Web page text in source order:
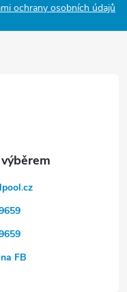
ochrany osobních údajů
FB